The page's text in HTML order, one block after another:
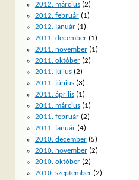
2012. március(2)
2012. február(1)
2012. január(1)
2011. december(1)
2011. november(1)
2011. október(2)
2011. július(2)
2011. június(3)
2011. április(1)
2011. március(1)
2011. február(2)
2011. január(4)
2010. december(5)
2010. november(2)
2010. október(2)
2010. szeptember(2)